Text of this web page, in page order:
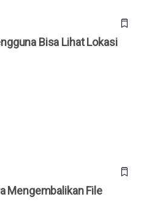
Bisa Lihat Lokasi
Mengembalikan File